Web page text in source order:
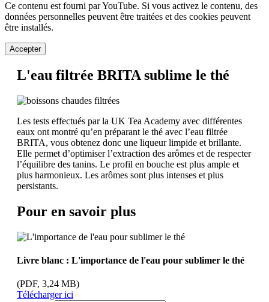
Ce contenu est fourni par YouTube. Si vous activez le contenu, des
données personnelles peuvent être traitées et des cookies peuvent
être installés.
Accepter
L'eau filtrée BRITA sublime le thé
Les tests effectués par la UK Tea Academy avec différentes
eaux ont montré qu’en préparant le thé avec l’eau filtrée
BRITA, vous obtenez donc une liqueur limpide et brillante.
Elle permet d’optimiser l’extraction des arômes et de respecter
l’équilibre des tanins. Le profil en bouche est plus ample et
plus harmonieux. Les arômes sont plus intenses et plus
persistants.
Pour en savoir plus
Livre blanc : L'importance de l'eau pour sublimer le thé
(PDF, 3,24 MB)
Télécharger ici